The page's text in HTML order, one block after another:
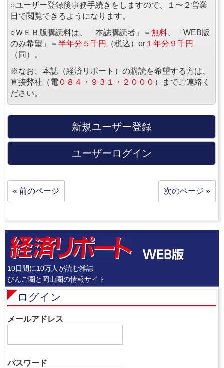
○ユーザー登録後事務手続きをしますので、１〜２営業
日で閲覧できるようになります。
○ＷＥＢ版購読料は、「本誌購読者」＝ 無料 、「WEB版
のみ希望」＝ 半年分５千円 （税込）or １年分９千円
（同）。
※なお、本誌（経済リポート）の購読を希望する方は、
直接弊社（電 ０８４・９３１・２０００ ）までご連絡く
ださい。
新規ユーザー登録
ユーザーログイン
« 前のページ 次のページ »
10日間に10万人が読む雑誌
びんご圏と岡山圏の情報サイト
ログイン
メールアドレス
パスワード